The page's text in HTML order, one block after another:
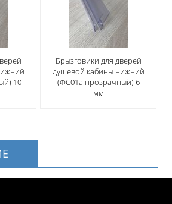
10
Брызговики для дверей
душевой кабины нижний
(ФС01а прозрачный) 6
мм